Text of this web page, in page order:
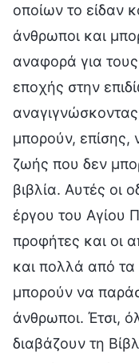
οποίων το είδαν
άνθρωποι και
αναφορά για
εποχής στην
μπορούν, επίσης,
ζωής που δεν
βιβλία. Αυτές οι
έργου του Αγίου
προφήτες και οι
και πολλά από τα
μπορούν να
άνθρωποι. Έτσι,
διαβάζουν τη